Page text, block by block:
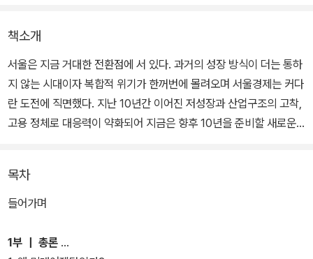
책소개
서울은 지금 거대한 전환점에 서 있다. 과거의 성장 방식이 더는 통하
지 않는 시대이자 복합적 위기가 한꺼번에 몰려오며 서울경제는 커다
란 도전에 직면했다. 지난 10년간 이어진 저성장과 산업구조의 고착,
고용 정체로 대응력이 약화되어 지금은 향후 10년을 준비할 새로운
『서울경제의 미래를 설계하다』는 이러한 문제의식에서 출발한 책이
다. 이 책은 단순한 경제 전망을 넘어, 지난 10년간의 서울경제를 지
통해 앞으로 다가올 미래를 예측한다. 서울의 초고령화, 기후 위기, 글
목차
들어가며
1부 ｜ 총론